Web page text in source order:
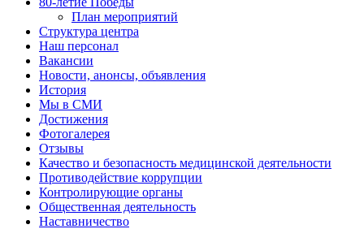
План мероприятий
Структура центра
Наш персонал
Вакансии
Новости, анонсы, объявления
История
Мы в СМИ
Достижения
Фотогалерея
Отзывы
Качество и безопасность медицинской деятельности
Противодействие коррупции
Контролирующие органы
Общественная деятельность
Наставничество